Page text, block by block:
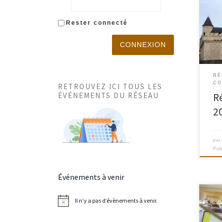
«
Rester connecté
CONNEXION
RETROUVEZ ICI TOUS LES
ÉVÉNEMENTS DU RÉSEAU
Événements à venir
Il n’y a pas d’évènements à venir.